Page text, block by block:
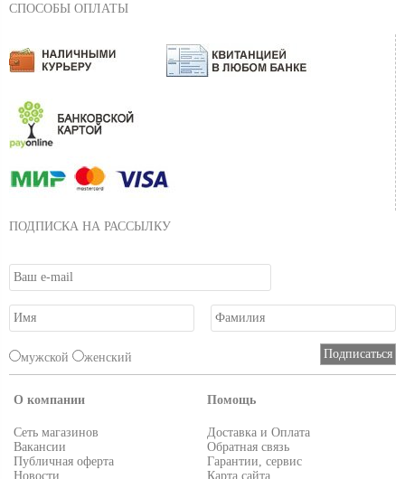
СПОСОБЫ ОПЛАТЫ
ПОДПИСКА НА РАССЫЛКУ
мужской женский
О компании
Сеть магазинов
Вакансии
Публичная оферта
Новости
Помощь
Доставка и Оплата
Обратная связь
Гарантии, сервис
Карта сайта